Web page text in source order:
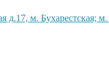
д.17, м. Бухарестская;